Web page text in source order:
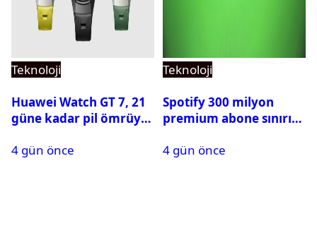
Teknoloji
Huawei Watch GT 7, 21
güne kadar pil ömrüyle
4 gün önce
Teknoloji
Spotify 300 milyon
premium abone sınırını
4 gün önce